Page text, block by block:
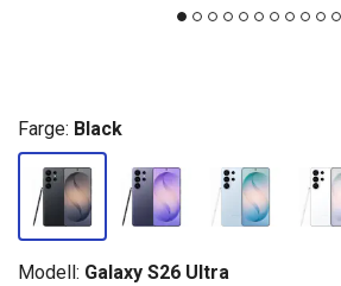
Farge: Black
Modell: Galaxy S26 Ultra